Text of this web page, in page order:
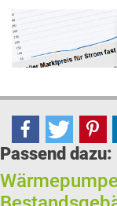
Passend dazu: